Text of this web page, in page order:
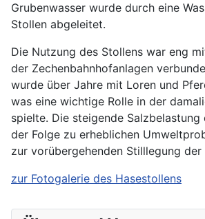
Grubenwasser wurde durch eine
Stollen abgeleitet.
Die Nutzung des Stollens war eng
der Zechenbahnhofanlagen
wurde über Jahre mit Loren und
was eine wichtige Rolle in der
spielte. Die steigende
der Folge zu erheblichen
zur vorübergehenden Stilllegung
zur Fotogalerie des Hasestollens